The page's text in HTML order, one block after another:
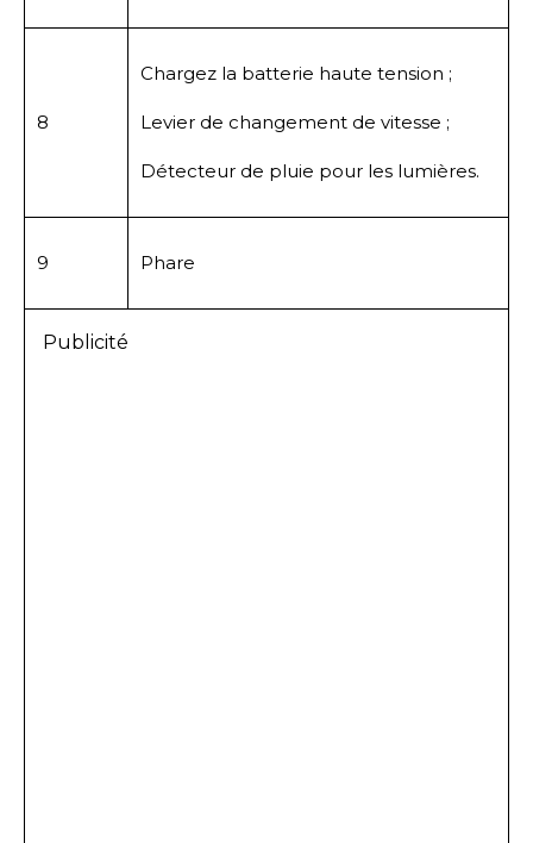
8
Chargez la batterie haute tension ;
Levier de changement de vitesse ;
Détecteur de pluie pour les lumières.
9 Phare
Publicité